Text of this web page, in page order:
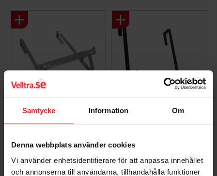
Samtycke Information Om
Denna webbplats använder cookies
Vi använder enhetsidentifierare för att anpassa innehållet
och annonserna till användarna, tillhandahålla funktioner
Universelle Tagtrin Grå,
TJB
103
Gem som favorit
Universal Tagtrin Sort,
Gem